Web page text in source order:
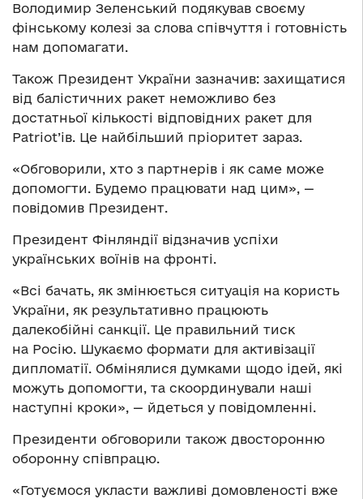
Володимир Зеленський подякував своєму
фінському колезі за слова співчуття і готовність
нам допомагати.
Також Президент України зазначив: захищатися
від балістичних ракет неможливо без
достатньої кількості відповідних ракет для
Patriot’ів. Це найбільший пріоритет зараз.
«Обговорили, хто з партнерів і як саме може
допомогти. Будемо працювати над цим», —
повідомив Президент.
Президент Фінляндії відзначив успіхи
українських воїнів на фронті.
«Всі бачать, як змінюється ситуація на користь
України, як результативно працюють
далекобійні санкції. Це правильний тиск
на Росію. Шукаємо формати для активізації
дипломатії. Обмінялися думками щодо ідей, які
можуть допомогти, та скоординували наші
наступні кроки», — йдеться у повідомленні.
Президенти обговорили також двосторонню
оборонну співпрацю.
«Готуємося укласти важливі домовленості вже